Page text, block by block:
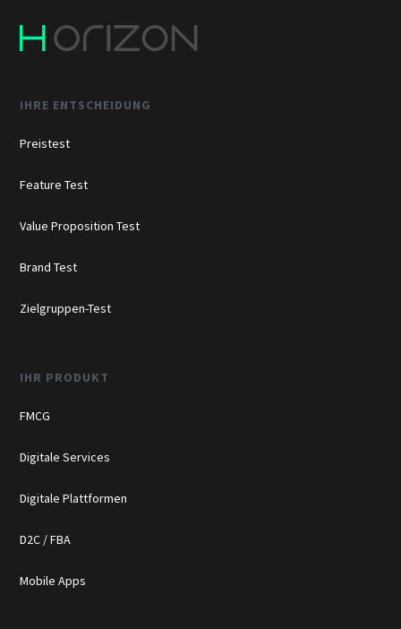
IHRE ENTSCHEIDUNG
Preistest
Feature Test
Value Proposition Test
Brand Test
Zielgruppen-Test
IHR PRODUKT
FMCG
Digitale Services
Digitale Plattformen
D2C / FBA
Mobile Apps